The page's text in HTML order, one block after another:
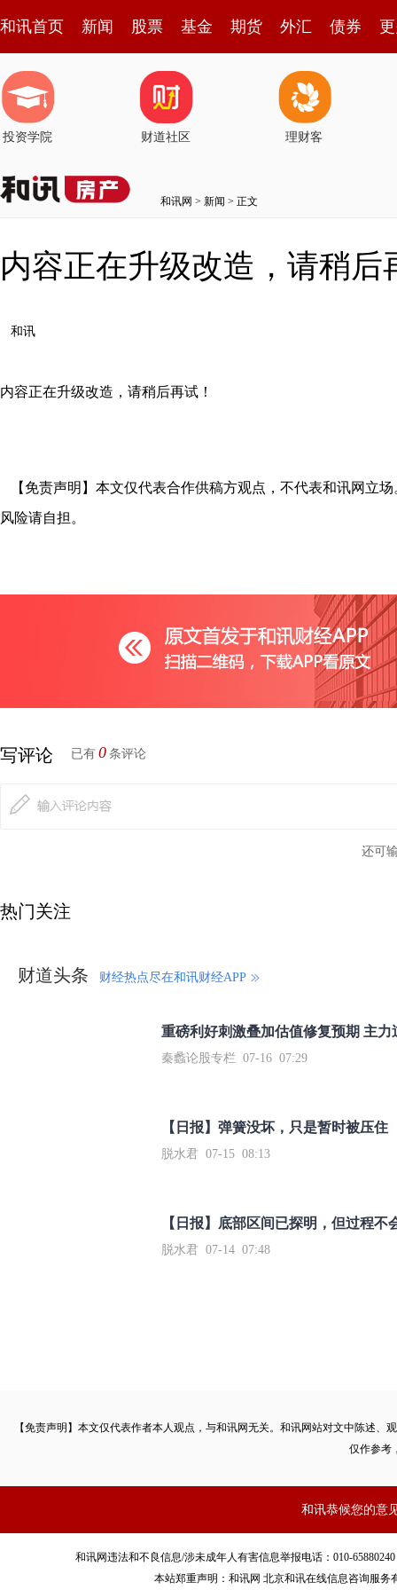
和讯首页 新闻 股票 基金 期货 外汇 债券
投资学院 财道社区 理财客
和讯网 > 新闻 > 正文
内容正在升级改造，请稍后
和讯
内容正在升级改造，请稍后再试！
【免责声明】本文仅代表合作供稿方观点，不代表和讯网立
风险请自担。
写评论 已有 0 条评论
还可
热门关注
财道头条 财经热点尽在和讯财经APP
秦蠡论股专栏 07-16 07:29
【日报】弹簧没坏，只是暂时被压住
脱水君 07-15 08:13
【日报】底部区间已探明，但过程不
脱水君 07-14 07:48
【免责声明】本文仅代表作者本人观点，与和讯网无关。和讯网站对文中陈述
仅作参考
和讯恭候您的意
和讯网违法和不良信息/涉未成年人有害信息举报电话：010-
本站郑重声明：和讯网 北京和讯在线信息咨询服